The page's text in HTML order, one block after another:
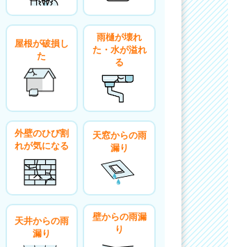
屋根が破損し
た
雨樋が壊れ
た・水が溢れ
る
外壁のひび割
れが気になる
天窓からの雨
漏り
天井からの雨
漏り
壁からの雨漏
り